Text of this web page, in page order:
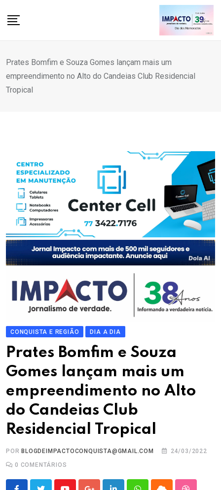
Prates Bomfim e Souza Gomes lançam mais um
empreendimento no Alto do Candeias Club Residencial
Tropical
CONQUISTA E REGIÃO DIA A DIA
Prates Bomfim e Souza
Gomes lançam mais um
empreendimento no Alto
do Candeias Club
Residencial Tropical
POR BLOGDEIMPACTOCONQUISTA@GMAIL.COM
24/03/2022
0 COMENTÁRIOS